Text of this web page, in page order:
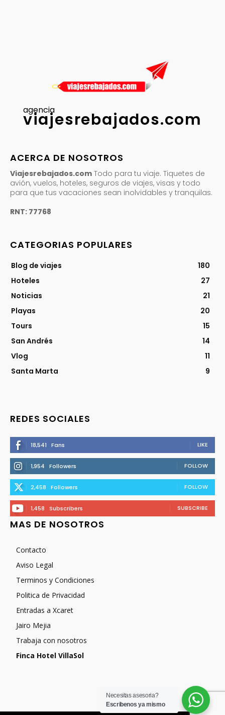
agencia
viajesrebajados.com
ACERCA DE NOSOTROS
Viajesrebajados.com Todo para tu viaje. Tiquetes de
avión, vuelos, hoteles, seguros de viajes, visas y todo
para que tus vacaciones sean inolvidables y tranquilas.
RNT: 77768
CATEGORIAS POPULARES
Blog de viajes
180
Hoteles
27
Noticias
21
Playas
20
Tours
15
San Andrés
14
Vlog
11
Santa Marta
9
REDES SOCIALES
18,541 Fans LIKE
1,954 Followers FOLLOW
2,458 Followers FOLLOW
1,458 Subscribers SUBSCRIBE
MAS DE NOSOTROS
Contacto
Aviso Legal
Terminos y Condiciones
Politica de Privacidad
Entradas a Xcaret
Jairo Mejia
Trabaja con nosotros
Finca Hotel VillaSol
Necesitas asesoria?
Escribenos ya mismo